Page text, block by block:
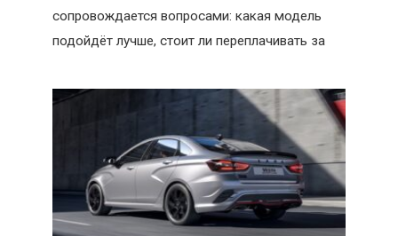
сопровождается вопросами: какая модель
подойдёт лучше, стоит ли переплачивать за